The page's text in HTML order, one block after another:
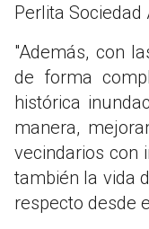
Perlita Sociedad
"Además, con
de forma
histórica
manera,
vecindarios con
también la vida
respecto desde